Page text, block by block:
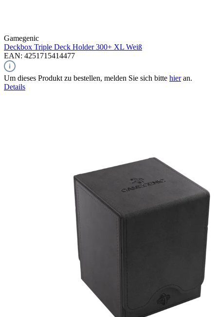
Gamegenic
Deckbox Triple Deck Holder 300+ XL Weiß
EAN: 4251715414477
Um dieses Produkt zu bestellen, melden Sie sich bitte hieran.
Details